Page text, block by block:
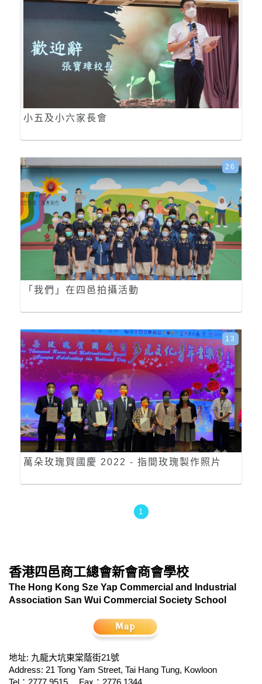
小五及小六家長會
「我們」在四邑拍攝活動
26
萬朵玫瑰賀國慶 2022 - 指間玫瑰製作照片
13
1
香港四邑商工總會新會商會學校
The Hong Kong Sze Yap Commercial and Industrial
Association San Wui Commercial Society School
地址: 九龍大坑東棠蔭街21號
Address: 21 Tong Yam Street, Tai Hang Tung, Kowloon
Tel：2777 9515
Fax：2776 1344